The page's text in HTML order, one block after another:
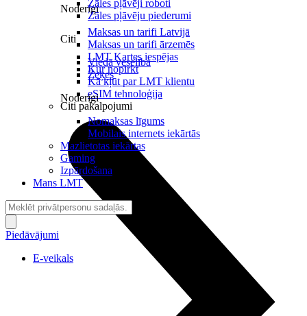
Noderīgi
Maksas un tarifi Latvijā
Maksas un tarifi ārzemēs
LMT Kartes iespējas
Kur nopirkt
Kā kļūt par LMT klientu
eSIM tehnoloģija
Citi pakalpojumi
Zāles pļāvēji roboti
Zāles pļāvēju piederumi
Citi
Viedā veselība
Zeķes
Noderīgi
Nomaksas līgums
Mobilais internets iekārtās
Mazlietotas iekārtas
Gaming
Izpārdošana
Mans LMT
Piedāvājumi
E-veikals